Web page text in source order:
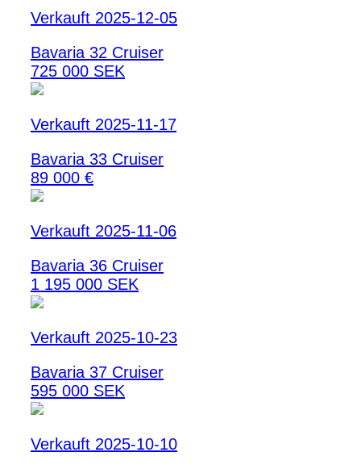
Verkauft 2025-12-05
Bavaria 32 Cruiser
725 000 SEK
Verkauft 2025-11-17
Bavaria 33 Cruiser
89 000 €
Verkauft 2025-11-06
Bavaria 36 Cruiser
1 195 000 SEK
Verkauft 2025-10-23
Bavaria 37 Cruiser
595 000 SEK
Verkauft 2025-10-10